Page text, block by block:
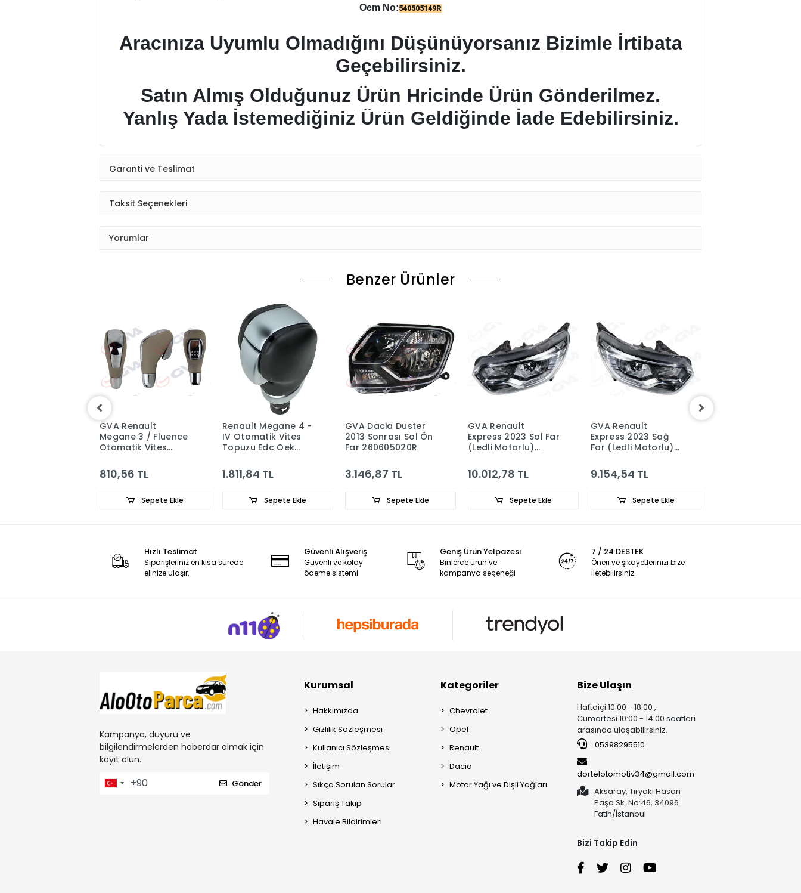
Oem No:540505149R
Aracınıza Uyumlu Olmadığını Düşünüyorsanız Bizimle İrtibata
Geçebilirsiniz.
Satın Almış Olduğunuz Ürün Hricinde Ürün Gönderilmez.
Yanlış Yada İstemediğiniz Ürün Geldiğinde İade Edebilirsiniz.
Garanti ve Teslimat
Taksit Seçenekleri
Yorumlar
Benzer Ürünler
GVA Renault
Megane 3 / Fluence
Otomatik Vites
8200574279
810,56 TL
Sepete Ekle
Renault Megane 4 -
IV Otomatik Vites
Topuzu Edc Oek
1.811,84 TL
Sepete Ekle
GVA Dacia Duster
2013 Sonrası Sol Ön
Far 260605020R
3.146,87 TL
Sepete Ekle
GVA Renault
Express 2023 Sol Far
(Ledli Motorlu)
10.012,78 TL
Sepete Ekle
GVA Renault
Express 2023 Sağ
Far (Ledli Motorlu)
9.154,54 TL
Sepete Ekle
Hızlı Teslimat
Siparişleriniz en kısa sürede
elinize ulaşır.
Güvenli Alışveriş
Güvenli ve kolay
ödeme sistemi
Geniş Ürün Yelpazesi
Binlerce ürün ve
kampanya seçeneği
7 / 24 DESTEK
Öneri ve şikayetlerinizi bize
iletebilirsiniz.
Kampanya, duyuru ve
bilgilendirmelerden haberdar olmak için
kayıt olun.
Gönder
Kurumsal
Hakkımızda
Gizlilik Sözleşmesi
Kullanıcı Sözleşmesi
İletişim
Sıkça Sorulan Sorular
Sipariş Takip
Havale Bildirimleri
Kategoriler
Chevrolet
Opel
Renault
Dacia
Motor Yağı ve Dişli Yağları
Bize Ulaşın
Haftaiçi 10:00 - 18:00 ,
Cumartesi 10:00 - 14:00 saatleri
arasında ulaşabilirsiniz.
05398295510
dortelotomotiv34@gmail.com
Aksaray, Tiryaki Hasan
Paşa Sk. No:46, 34096
Fatih/İstanbul
Bizi Takip Edin